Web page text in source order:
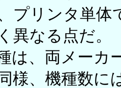
プリンタ単体
異なる点だ。
は、両メーカ
様、機種数に